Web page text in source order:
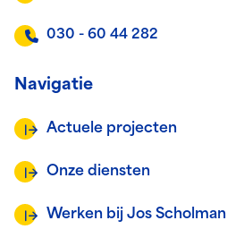
030 - 60 44 282
Navigatie
Actuele projecten
Onze diensten
Werken bij Jos Scholman